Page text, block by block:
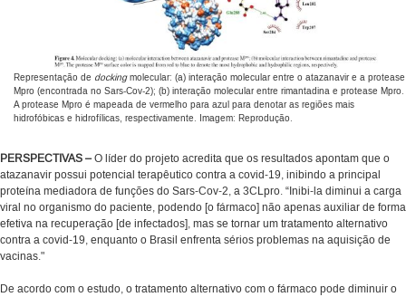
Representação de dockingmolecular: (a) interação molecular entre o atazanavir e a protease
Mpro (encontrada no Sars-Cov-2); (b) interação molecular entre rimantadina e protease Mpro.
A protease Mpro é mapeada de vermelho para azul para denotar as regiões mais
hidrofóbicas e hidrofílicas, respectivamente. Imagem: Reprodução.
PERSPECTIVAS –O líder do projeto acredita que os resultados apontam que o
atazanavir possui potencial terapêutico contra a covid-19, inibindo a principal
proteína mediadora de funções do Sars-Cov-2, a 3CLpro. “Inibi-la diminui a carga
viral no organismo do paciente, podendo [o fármaco] não apenas auxiliar de forma
efetiva na recuperação [de infectados], mas se tornar um tratamento alternativo
contra a covid-19, enquanto o Brasil enfrenta sérios problemas na aquisição de
vacinas."
De acordo com o estudo, o tratamento alternativo com o fármaco pode diminuir o